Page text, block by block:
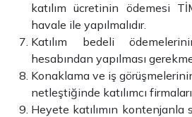
katılım ücretinin ödemesi
havale ile yapılmalıdır.
Katılım bedeli
hesabından yapılması
Konaklama ve iş
netleştiğinde katılımcı
Heyete katılımın kontenjanla